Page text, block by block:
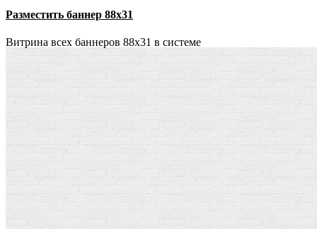
Разместить баннер 88х31
Витрина всех баннеров 88x31 в системе